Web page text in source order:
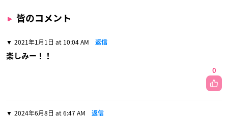
皆のコメント
2021年1月1日 at 10:04 AM 返信
楽しみー！！
0
2024年6月8日 at 6:47 AM 返信